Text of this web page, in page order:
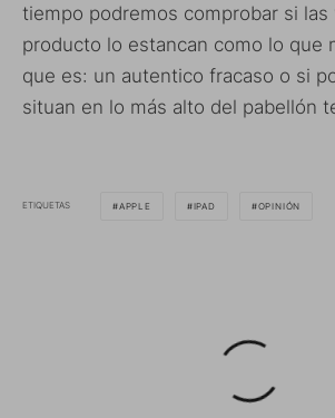
tiempo podremos comprobar si las
producto lo estancan como lo que
que es: un autentico fracaso o si
situan en lo más alto del pabellón
ETIQUETAS APPLE IPAD OPINIÓN